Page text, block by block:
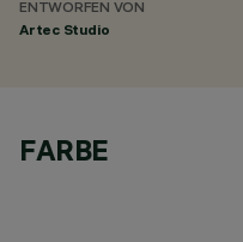
ENTWORFEN VON
Artec Studio
FARBE